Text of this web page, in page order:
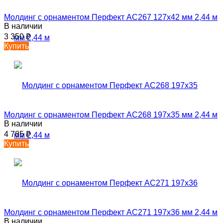
Молдинг с орнаментом Перфект AC267 127х42 мм 2,44 м
В наличии
3 350₽
Купить
Молдинг с орнаментом Перфект AC268 197х35 мм 2,44 м
В наличии
4 785₽
Купить
Молдинг с орнаментом Перфект AC271 197х36 мм 2,44 м
В наличии